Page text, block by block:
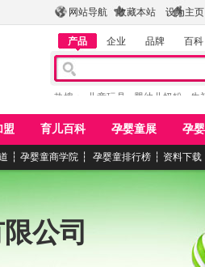
网站导航 收藏本站 设为主页
产品 企业 品牌 百科
热搜： 儿童玩具 婴幼儿奶粉 牛
盟 育儿百科 孕婴童展 孕
┆ 孕婴童商学院 ┆ 孕婴童排行榜 ┆ 资料下载
公司